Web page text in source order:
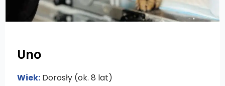
Uno
Wiek: Dorosły (ok. 8 lat)